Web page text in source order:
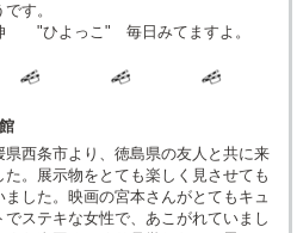
す。
"ひよっこ" 毎日みてますよ。
県西条市より、徳島県の友人と共に来
た。展示物をとても楽しく見させても
ました。映画の宮本さんがとてもキュ
でステキな女性で、あこがれていまし